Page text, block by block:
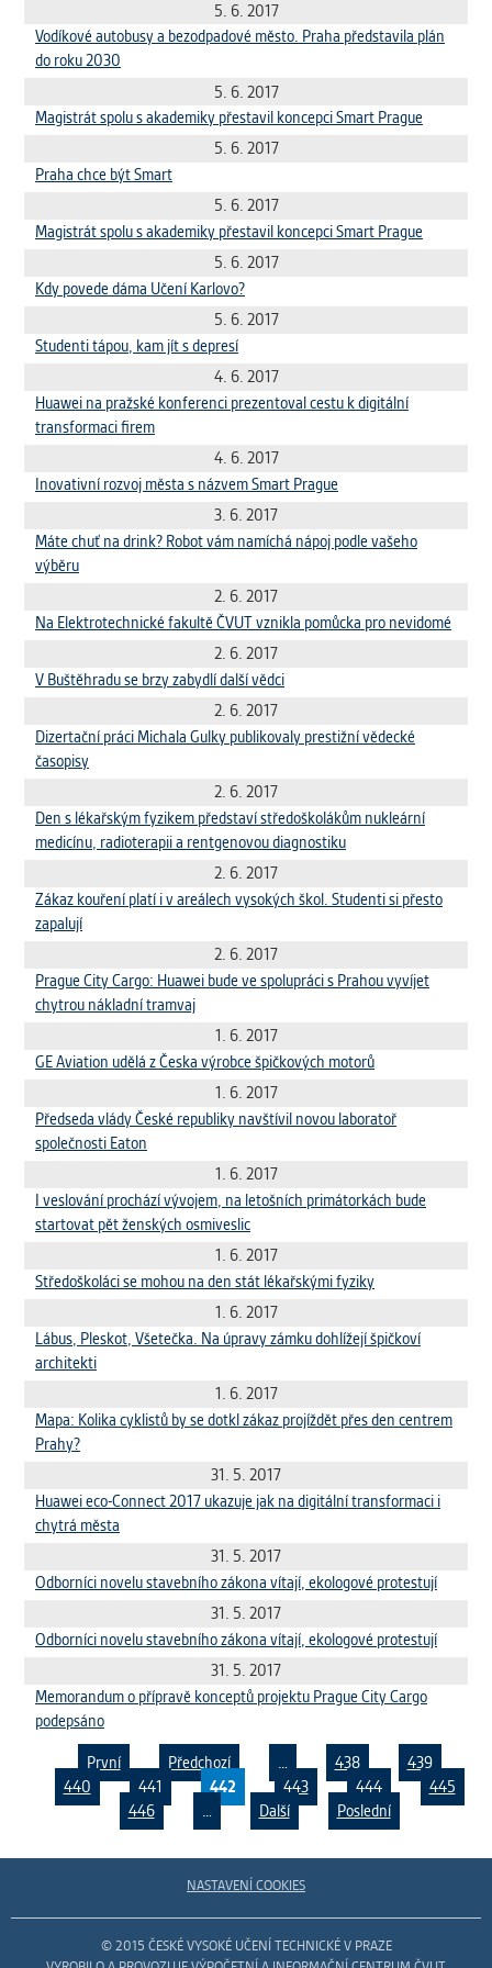
ANALYTICKÉ
Slouží pro získávání anonymizovaných
statistických údajů, které nám pomáhají
vylepšovat naše aplikace. Zpravidla jde o
cookies systémů třetích stran, které k
těmto účelům využíváme.
Využívané za účelem zobrazení
správných nabídek a cílení obsahu podle
Vašich preferencí. Zpravidla jde o
cookies systémů třetích stran, které nám
s analýzou uživatelského chování
pomáhají.
OSTATNÍ
Cookies, které aplikace nedokáže zařadit.
Naším cílem je, aby tato kategorie
zůstala prázdná a všechny cookies byly
přiřazeny do některé z kategorií
5. 6. 2017
Vodíkové autobusy a bezodpadové město. Praha představila plán
do roku 2030
5. 6. 2017
Magistrát spolu s akademiky přestavil koncepci Smart Prague
5. 6. 2017
Praha chce být Smart
5. 6. 2017
Magistrát spolu s akademiky přestavil koncepci Smart Prague
5. 6. 2017
Kdy povede dáma Učení Karlovo?
5. 6. 2017
Studenti tápou, kam jít s depresí
4. 6. 2017
Huawei na pražské konferenci prezentoval cestu k digitální
transformaci firem
4. 6. 2017
Inovativní rozvoj města s názvem Smart Prague
3. 6. 2017
Máte chuť na drink? Robot vám namíchá nápoj podle vašeho
výběru
2. 6. 2017
Na Elektrotechnické fakultě ČVUT vznikla pomůcka pro nevidomé
2. 6. 2017
V Buštěhradu se brzy zabydlí další vědci
2. 6. 2017
Dizertační práci Michala Gulky publikovaly prestižní vědecké
časopisy
2. 6. 2017
Den s lékařským fyzikem představí středoškolákům nukleární
medicínu, radioterapii a rentgenovou diagnostiku
2. 6. 2017
Zákaz kouření platí i v areálech vysokých škol. Studenti si přesto
zapalují
2. 6. 2017
Prague City Cargo: Huawei bude ve spolupráci s Prahou vyvíjet
chytrou nákladní tramvaj
1. 6. 2017
GE Aviation udělá z Česka výrobce špičkových motorů
1. 6. 2017
Předseda vlády České republiky navštívil novou laboratoř
společnosti Eaton
1. 6. 2017
I veslování prochází vývojem, na letošních primátorkách bude
startovat pět ženských osmiveslic
1. 6. 2017
Středoškoláci se mohou na den stát lékařskými fyziky
1. 6. 2017
Lábus, Pleskot, Všetečka. Na úpravy zámku dohlížejí špičkoví
architekti
1. 6. 2017
Mapa: Kolika cyklistů by se dotkl zákaz projíždět přes den centrem
Prahy?
31. 5. 2017
Huawei eco-Connect 2017 ukazuje jak na digitální transformaci i
chytrá města
31. 5. 2017
Odborníci novelu stavebního zákona vítají, ekologové protestují
31. 5. 2017
Odborníci novelu stavebního zákona vítají, ekologové protestují
31. 5. 2017
Memorandum o přípravě konceptů projektu Prague City Cargo
podepsáno
První Předchozí … 438
439
440
441 442 443 444
445
446
… Další Poslední
NASTAVENÍ COOKIES
© 2015 ČESKÉ VYSOKÉ UČENÍ TECHNICKÉ V PRAZE